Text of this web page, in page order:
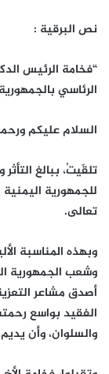
نص البرقية :
“فخامة الرئيس
الرئاسي
السلام عليكم
تلقّيتُ، ببالغ
للجمهورية
تعالى.
وبهذه المناسبة
وشعب الجمهورية
أصدق مشاعر
الفقيد بواسع
والسلوان، وأن